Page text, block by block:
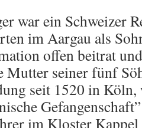
war ein Schweizer
im Aargau als
offen beitrat
Mutter seiner fünf
seit 1520 in
im Kloster